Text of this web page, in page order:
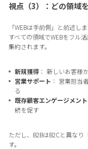
視点（3）：どの領域
「WEBは手前側」と前述し
すべての領域でWEBをフル
集約されます。
新規獲得： 新しいお客様
営業サポート ： 営業担当
る
既存顧客エンゲージメント
続を促す
ただし、B2BはB2Cと異な
す。